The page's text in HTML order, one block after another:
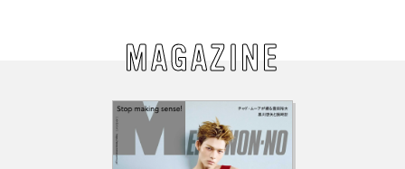
MAGAZINE